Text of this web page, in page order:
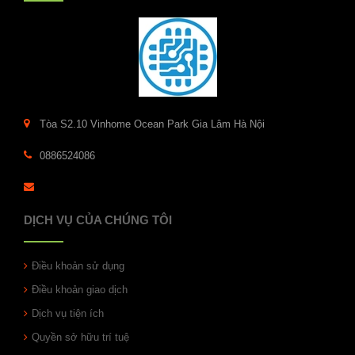
Tòa S2.10 Vinhome Ocean Park Gia Lâm Hà Nội
0886524086
DỊCH VỤ CỦA CHÚNG TÔI
Điều khoản sử dụng
Điều khoản giao dịch
Dịch vụ tiện ích
Quyền sở hữu trí tuệ